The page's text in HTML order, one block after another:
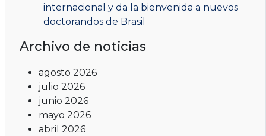
internacional y da la bienvenida a nuevos
doctorandos de Brasil
Archivo de noticias
agosto 2026
julio 2026
junio 2026
mayo 2026
abril 2026